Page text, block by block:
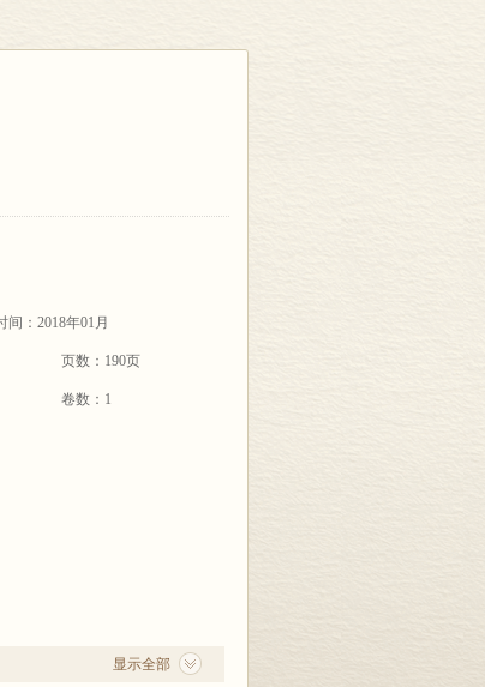
间：2018年01月
页数：190页
卷数：1
显示全部